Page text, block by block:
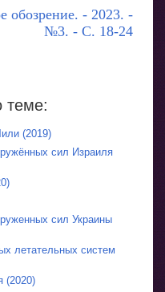
обозрение. - 2023. -
№3. - С. 18-24
теме:
(2019)
сил Израиля
сил Украины
летательных систем
(2020)